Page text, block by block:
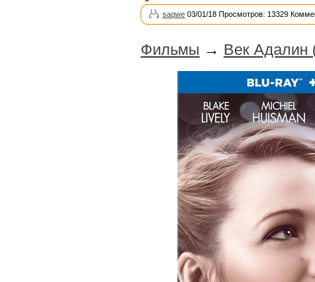
saqwe 03/01/18 Просмотров: 13329
Фильмы → Век Адалин